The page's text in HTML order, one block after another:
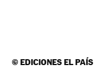
©EDICIONES EL PAÍS